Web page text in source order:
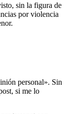
sin la figura de
por violencia
personal». Sin
si me lo